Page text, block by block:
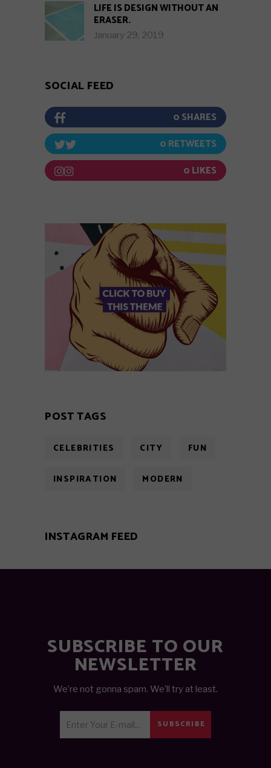
LIFE IS DESIGN WITHOUT AN
ERASER.
January 29, 2019
SOCIAL FEED
0
0
0
POST TAGS
CELEBRITIES CITY FUN
INSPIRATION MODERN
INSTAGRAM FEED
SUBSCRIBE TO OUR
NEWSLETTER
We’re not gonna spam. We’ll try at least.
SUBSCRIBE